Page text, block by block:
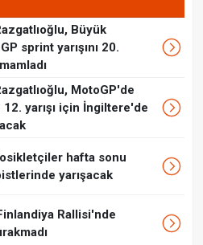
Büyük
sprint yarışını 20.
MotoGP'de
yarışı için İngiltere'de
hafta sonu
yarışacak
Rallisi'nde